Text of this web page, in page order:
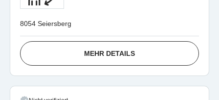
8054 Seiersberg
MEHR DETAILS